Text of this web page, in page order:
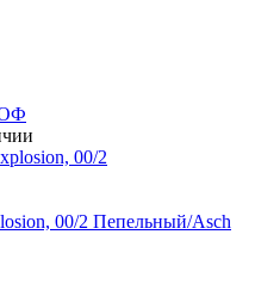
00/2 Пепельный/Asch